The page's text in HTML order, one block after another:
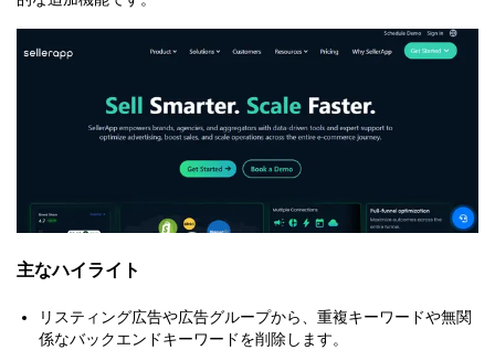
主なハイライト
リスティング広告や広告グループから、重複キーワードや無関
係なバックエンドキーワードを削除します。